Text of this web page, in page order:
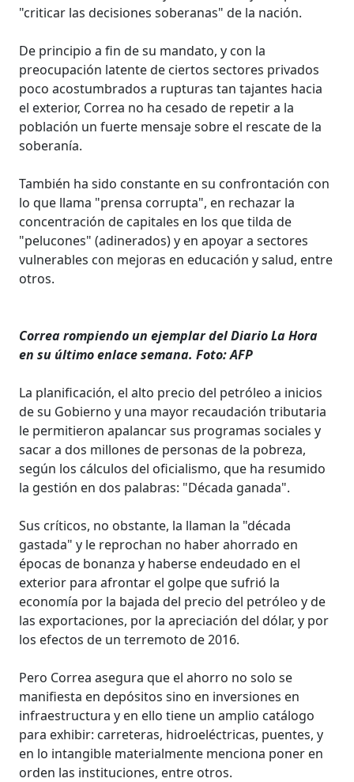
"criticar las decisiones soberanas" de la nación.
De principio a fin de su mandato, y con la
preocupación latente de ciertos sectores privados
poco acostumbrados a rupturas tan tajantes hacia
el exterior, Correa no ha cesado de repetir a la
población un fuerte mensaje sobre el rescate de la
soberanía.
También ha sido constante en su confrontación con
lo que llama "prensa corrupta", en rechazar la
concentración de capitales en los que tilda de
"pelucones" (adinerados) y en apoyar a sectores
vulnerables con mejoras en educación y salud, entre
otros.
Correa rompiendo un ejemplar del Diario La Hora
en su último enlace semana. Foto: AFP
La planificación, el alto precio del petróleo a inicios
de su Gobierno y una mayor recaudación tributaria
le permitieron apalancar sus programas sociales y
sacar a dos millones de personas de la pobreza,
según los cálculos del oficialismo, que ha resumido
la gestión en dos palabras: "Década ganada".
Sus críticos, no obstante, la llaman la "década
gastada" y le reprochan no haber ahorrado en
épocas de bonanza y haberse endeudado en el
exterior para afrontar el golpe que sufrió la
economía por la bajada del precio del petróleo y de
las exportaciones, por la apreciación del dólar, y por
los efectos de un terremoto de 2016.
Pero Correa asegura que el ahorro no solo se
manifiesta en depósitos sino en inversiones en
infraestructura y en ello tiene un amplio catálogo
para exhibir: carreteras, hidroeléctricas, puentes, y
en lo intangible materialmente menciona poner en
orden las instituciones, entre otros.